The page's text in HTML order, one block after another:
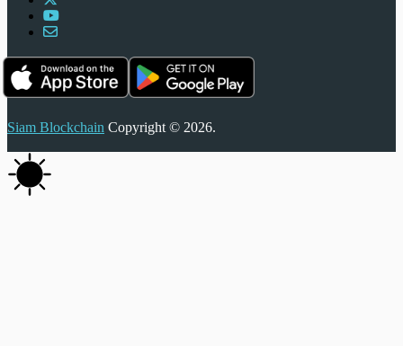
Siam Blockchain Copyright © 2026.